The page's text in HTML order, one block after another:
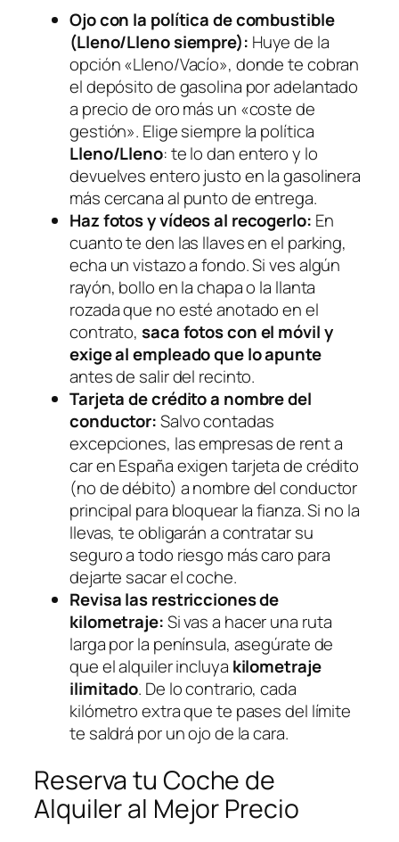
Ojo con la política de combustible
(Lleno/Lleno siempre): Huye de la
opción «Lleno/Vacío», donde te cobran
el depósito de gasolina por adelantado
a precio de oro más un «coste de
gestión». Elige siempre la política
Lleno/Lleno: te lo dan entero y lo
devuelves entero justo en la gasolinera
más cercana al punto de entrega.
Haz fotos y vídeos al recogerlo: En
cuanto te den las llaves en el parking,
echa un vistazo a fondo. Si ves algún
rayón, bollo en la chapa o la llanta
rozada que no esté anotado en el
contrato,saca fotos con el móvil y
exige al empleado que lo apunte
antes de salir del recinto.
Tarjeta de crédito a nombre del
conductor:Salvo contadas
excepciones, las empresas de rent a
caren España exigen tarjeta de crédito
(no de débito) a nombre del conductor
principal para bloquear la fianza. Si no la
llevas, te obligarán a contratar su
seguro a todo riesgo más caro para
dejarte sacar el coche.
Revisa las restricciones de
kilometraje:Si vas a hacer una ruta
larga por la península, asegúrate de
que el alquiler incluya kilometraje
ilimitado. De lo contrario, cada
kilómetro extra que te pases del límite
te saldrá por un ojo de la cara.
Reserva tu Coche de
Alquiler al Mejor Precio